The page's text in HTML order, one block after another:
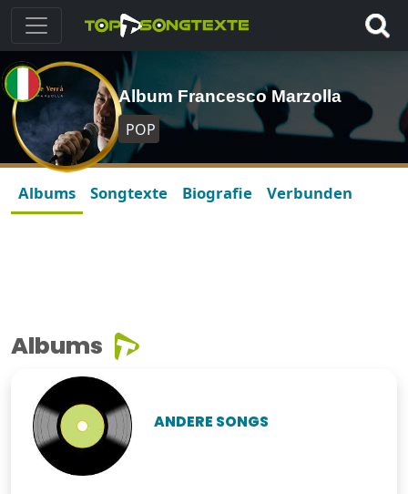
Album Francesco Marzolla
POP
Albums Songtexte Biografie Verbunden
Albums
ANDERE SONGS